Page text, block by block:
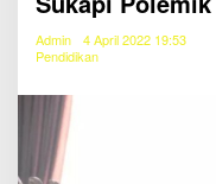
B
Admin
4 April 2022 19:53
Pendidikan